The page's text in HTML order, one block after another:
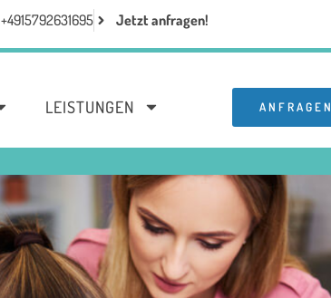
+4915792631695 Jetzt anfragen!
LEISTUNGEN ANFRAGEN